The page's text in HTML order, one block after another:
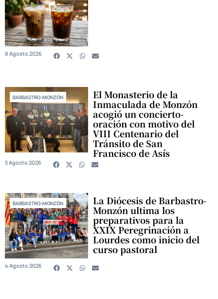
8 Agosto 2026
BARBASTRO-MONZÓN El Monasterio de la
Inmaculada de Monzón
acogió un concierto-
oración con motivo del
VIII Centenario del
Tránsito de San
Francisco de Asís
5 Agosto 2026
BARBASTRO-MONZÓN La Diócesis de Barbastro-
Monzón ultima los
preparativos para la
XXIX Peregrinación a
Lourdes como inicio del
curso pastoral
4 Agosto 2026